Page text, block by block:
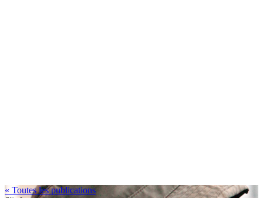
« Toutes les publications